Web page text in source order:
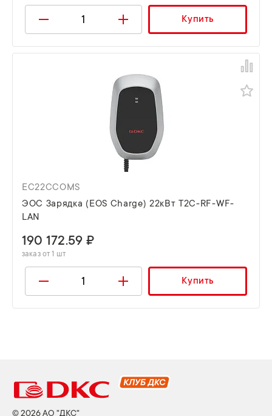
Купить
EC22CCOMS
ЭОС Зарядка (EOS Charge) 22кВт T2C-RF-WF-
LAN
190 172.59 ₽
заказ от 1 шт
Купить
© 2026 АО "ДКС"